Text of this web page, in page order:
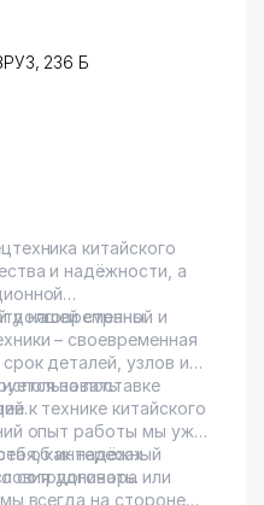
236 Б
китайского
и надёжности, а
нашей страны.
долговременной и
– своевременная
деталей, узлов и
на поставке
к технике китайского
опыт работы мы уже
как надёжный
сотрудничать.
об интересах
договора или
всегда на стороне